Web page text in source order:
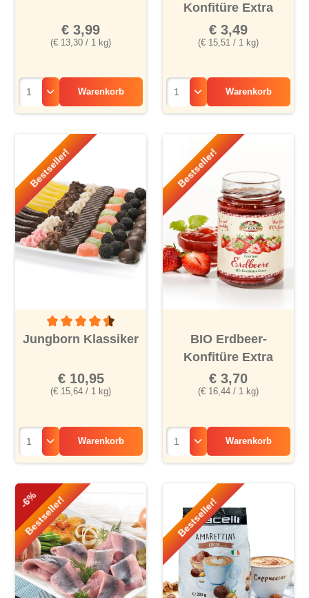
(€ 13,30 / 1 kg)
€ 3,99
Warenkorb
Konfitüre Extra
(€ 15,51 / 1 kg)
€ 3,49
Warenkorb
Bestseller!
Durchschnittliche Bewertung von 4.5 von 5 Sternen
Jungborn Klassiker
(€ 15,64 / 1 kg)
€ 10,95
Warenkorb
Bestseller!
BIO Erdbeer-
Konfitüre Extra
(€ 16,44 / 1 kg)
€ 3,70
Warenkorb
-6%
Bestseller! Bestseller!